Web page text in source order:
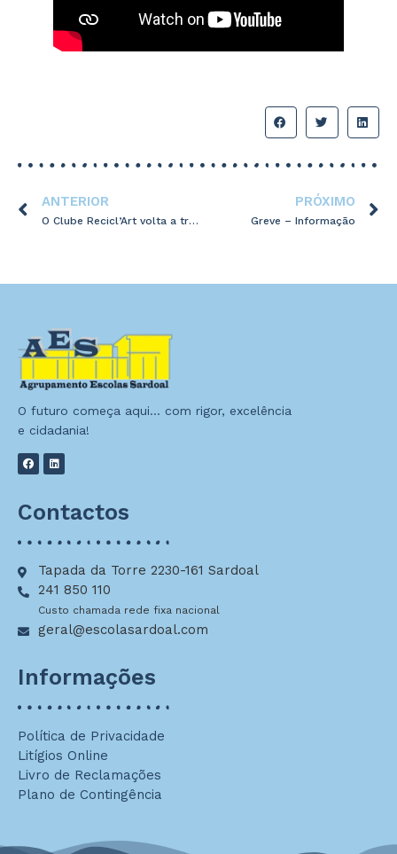
ANTERIOR
O Clube Recicl’Art volta a transformar lixo em arte
PRÓXIMO
Greve – Informação
O futuro começa aqui… com rigor, excelência
e cidadania!
Contactos
Tapada da Torre 2230-161 Sardoal
241 850 110
Custo chamada rede fixa nacional
geral@escolasardoal.com
Informações
Política de Privacidade
Litígios Online
Livro de Reclamações
Plano de Contingência